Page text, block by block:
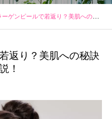
ンピールで若返り？美肌への秘訣とその効果を徹底解説！
返り？美肌への秘訣
！